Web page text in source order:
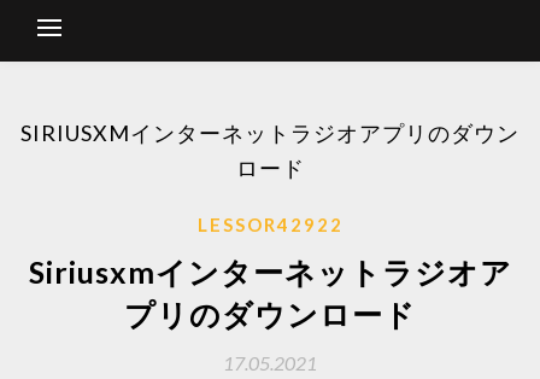
SIRIUSXMインターネットラジオアプリのダウン
ロード
LESSOR42922
Siriusxmインターネットラジオア
プリのダウンロード
17.05.2021